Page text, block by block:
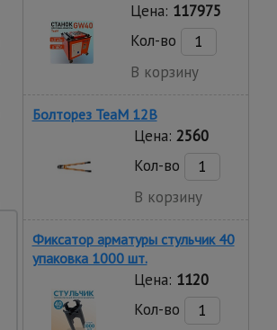
Цена: 117975
Кол-во
В корзину
Болторез TeaM 12B
Цена: 2560
Кол-во
В корзину
Фиксатор арматуры стульчик 40
упаковка 1000 шт.
Цена: 1120
Кол-во